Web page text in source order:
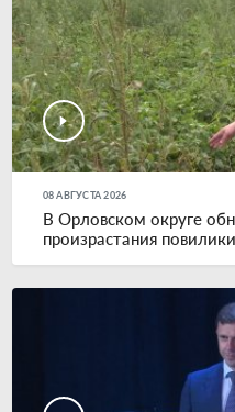
08 АВГУСТА 2026
В Орловском округе
произрастания повилики